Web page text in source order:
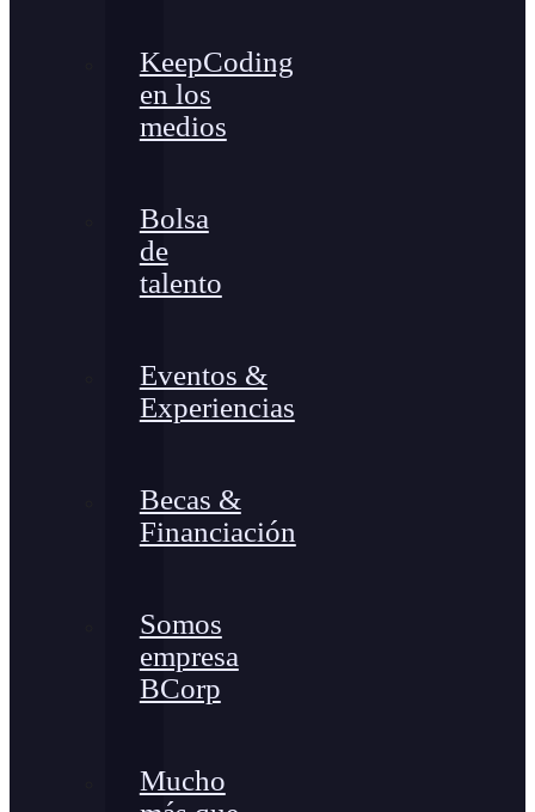
KeepCoding
en los
medios
Bolsa
de
talento
Eventos &
Experiencias
Becas &
Financiación
Somos
empresa
BCorp
Mucho